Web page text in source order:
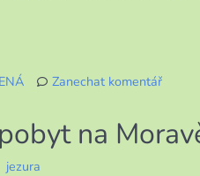
Zanechat komentář
cesta
na
jezura